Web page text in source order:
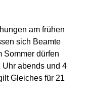
am frühen
sich Beamte
Sommer dürfen
abends und 4
Gleiches für 21